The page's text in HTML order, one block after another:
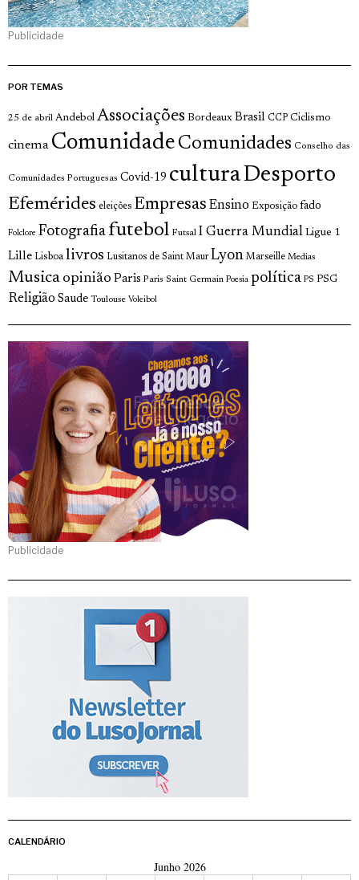
Publicidade
POR TEMAS
25 de abril Andebol Associações Bordeaux Brasil CCP Ciclismo
cinema Comunidade Comunidades Conselho das
Comunidades Portuguesas Covid-19 culturaDesporto
Efemérides eleições Empresas Ensino Exposição fado
Folclore Fotografia futebol Futsal I Guerra Mundial Ligue 1
Lille Lisboa livros Lusitanos de Saint Maur Lyon Marseille Medias
Musica opinião Paris Paris Saint Germain Poesia política PS PSG
Religião Saude Toulouse Voleibol
Publicidade
CALENDÁRIO
Junho 2026